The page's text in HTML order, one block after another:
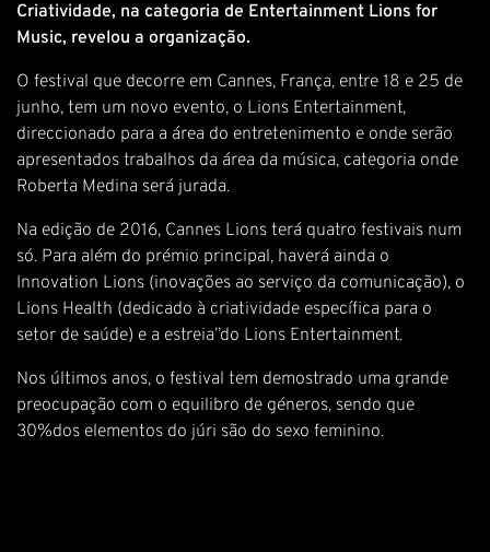
Criatividade, na categoria de Entertainment Lions for
Music, revelou a organização.
O festival que decorre em Cannes, França, entre 18 e 25 de
junho, tem um novo evento, o Lions Entertainment,
direccionado para a área do entretenimento e onde serão
apresentados trabalhos da área da música, categoria onde
Roberta Medina será jurada.
Na edição de 2016, Cannes Lions terá quatro festivais num
só. Para além do prémio principal, haverá ainda o
Innovation Lions (inovações ao serviço da comunicação), o
Lions Health (dedicado à criatividade específica para o
setor de saúde) e a estreia”do Lions Entertainment.
Nos últimos anos, o festival tem demostrado uma grande
preocupação com o equilibro de géneros, sendo que
30%dos elementos do júri são do sexo feminino.